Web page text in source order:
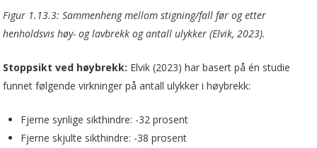
Figur 1.13.3: Sammenheng mellom stigning/fall før og etter
henholdsvis høy- og lavbrekk og antall ulykker (Elvik, 2023).
Stoppsikt ved høybrekk: Elvik (2023) har basert på én studie
funnet følgende virkninger på antall ulykker i høybrekk:
Fjerne synlige sikthindre: -32 prosent
Fjerne skjulte sikthindre: -38 prosent